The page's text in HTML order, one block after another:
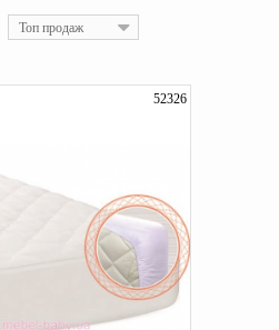
Топ продаж
52326